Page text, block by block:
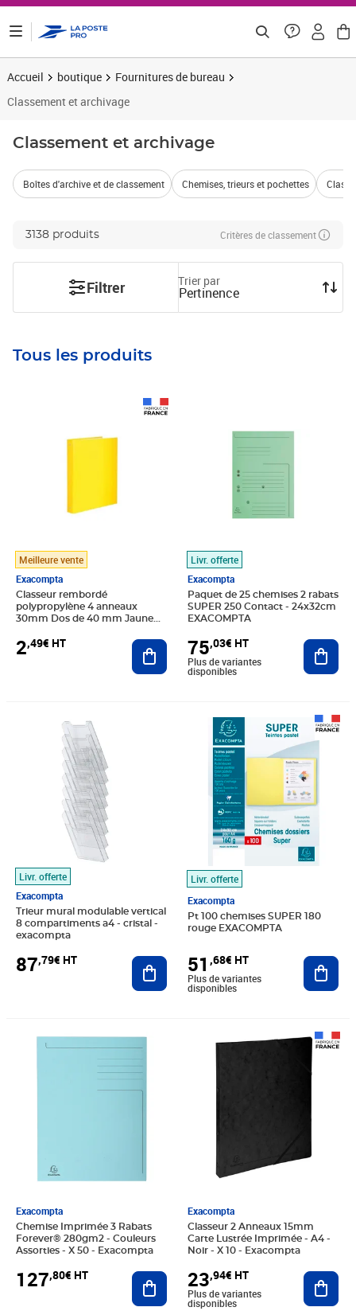
Accueil boutique
Fournitures de bureau
Classement et archivage
Classement et archivage
Boîtes d'archive et de classement Chemises, trieurs et pochettes
3138 produits Critères de classement
Filtrer Trier par
Pertinence
Tous les produits
Meilleure vente
Exacompta
Classeur rembordé
polypropylène 4 anneaux
30mm Dos de 40 mm Jaune
2,49€ HT Ajouter au panier
Livr. offerte
Exacompta
Paquet de 25 chemises 2 rabats
SUPER 250 Contact - 24x32cm
EXACOMPTA
75,03€ HT
Plus de variantes
disponibles
Livr. offerte
Exacompta
Trieur mural modulable vertical
8 compartiments a4 - cristal -
exacompta
87,79€ HT
Prix 87,79€ HT
Ajouter au panier
Livr. offerte
Exacompta
Pt 100 chemises SUPER 180
rouge EXACOMPTA
51 ,68€ HT
Prix 51,68€ HT
Plus de variantes
disponibles
Exacompta
Chemise Imprimée 3 Rabats
Forever® 280gm2 - Couleurs
Assorties - X 50 - Exacompta
127,80€ HT
Prix 127,80€ HT
Ajouter au panier
Exacompta
Classeur 2 Anneaux 15mm
Carte Lustrée Imprimée - A4 -
Noir - X 10 - Exacompta
23,94€ HT
Prix 23,94€ HT
Plus de variantes
disponibles